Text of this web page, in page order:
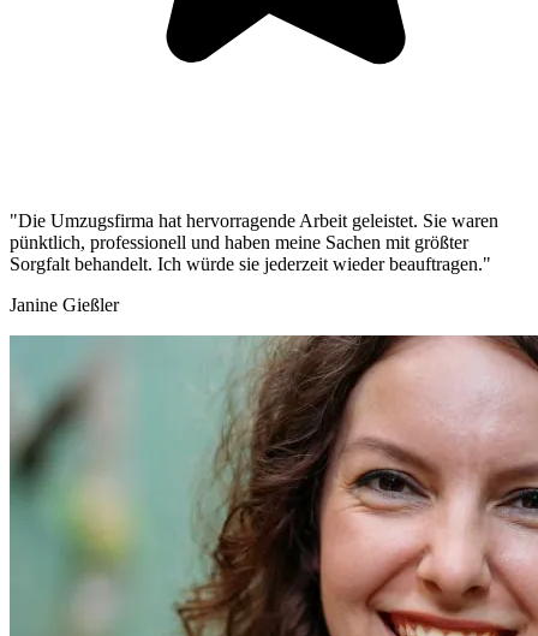
"Die Umzugsfirma hat hervorragende Arbeit geleistet. Sie waren
pünktlich, professionell und haben meine Sachen mit größter
Sorgfalt behandelt. Ich würde sie jederzeit wieder beauftragen."
Janine Gießler